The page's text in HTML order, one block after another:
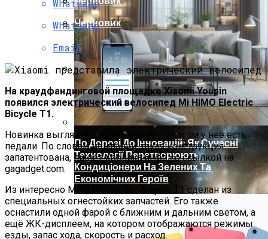
Ученые Назвали Новую Угрозу
Человечеству, Вызванную
Глобальным Потеплением
Как Изучать Библию
Мир Зазеркалья
По Дорозі До Інновацій: Як Сучасні
Технології Перетворюють
Кондиціонери На Зелених Та
Економічних Героїв
Черновик
Whatsapp
Whatsapp
Email
На краудфандинговой площадке Xiaomi Youpin
появился электрический велосипед Mi HIMO Electric
Bicycle T1.
Новинка выглядит, как мопед, но при этом у неё есть
педали. По словам компании, такая конструкция
запатентована, пишет Хроника.инфо со ссылкой на
gagadget.com.
Из интересно Mi HIMO Electric Bicycle T1 сделан из
специальных огнестойких запчастей. Его также
оснастили одной фарой с ближним и дальним светом, а
ещё ЖК-дисплеем, на котором отображаются режимы
езды, запас хода, скорость и расход.